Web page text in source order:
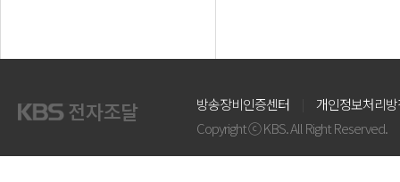
방송장비인증센터
개인정보처리
Copyright ⓒ KBS. All Right Reserved.